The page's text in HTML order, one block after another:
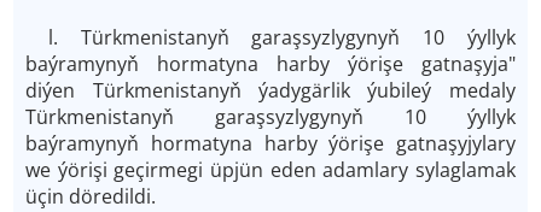
l. Türkmenistanyň garaşsyzlygynyň 10 ýyllyk
baýramynyň hormatyna harby ýörişe gatnaşyja"
diýen Türkmenistanyň ýadygärlik ýubileý medaly
Türkmenistanyň garaşsyzlygynyň 10 ýyllyk
baýramynyň hormatyna harby ýörişe gatnaşyjylary
we ýörişi geçirmegi üpjün eden adamlary sylaglamak
üçin döredildi.